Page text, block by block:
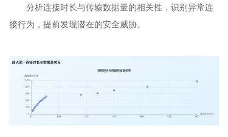
分析连接时长与传输数据量的相关性，识别异常连
接行为，提前发现潜在的安全威胁。